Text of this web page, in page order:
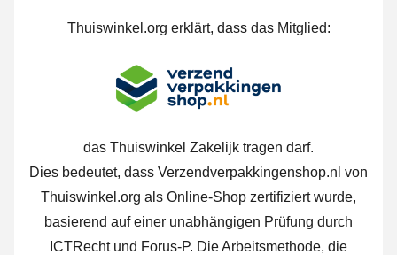
Thuiswinkel.org erklärt, dass das Mitglied:
das Thuiswinkel Zakelijk tragen darf.
Dies bedeutet, dass Verzendverpakkingenshop.nl von
Thuiswinkel.org als Online-Shop zertifiziert wurde,
basierend auf einer unabhängigen Prüfung durch
ICTRecht und Forus-P. Die Arbeitsmethode, die